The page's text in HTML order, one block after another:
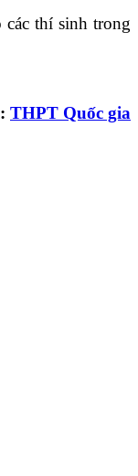
thí sinh trong
THPT Quốc gia